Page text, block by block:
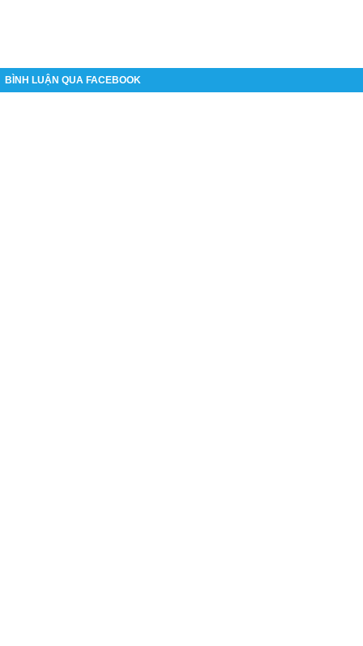
BÌNH LUẬN QUA FACEBOOK